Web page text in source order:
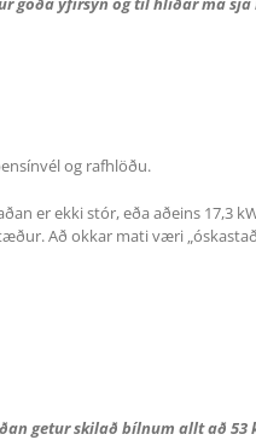
og rafhlöðu.
er ekki stór, eða aðeins 17,3
Að okkar mati væri
getur skilað bílnum allt að